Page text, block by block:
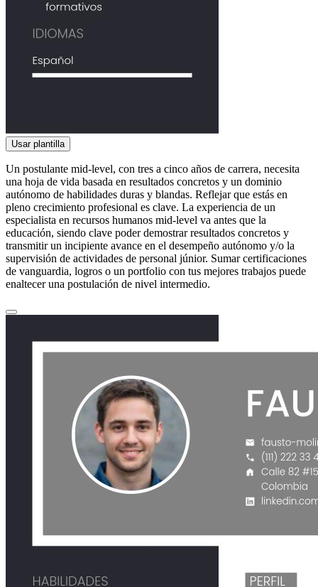
Usar plantilla
Un postulante mid-level, con tres a cinco años de carrera, necesita
una hoja de vida basada en resultados concretos y un dominio
autónomo de habilidades duras y blandas. Reflejar que estás en
pleno crecimiento profesional es clave. La experiencia de un
especialista en recursos humanos mid-level va antes que la
educación, siendo clave poder demostrar resultados concretos y
transmitir un incipiente avance en el desempeño autónomo y/o la
supervisión de actividades de personal júnior. Sumar certificaciones
de vanguardia, logros o un portfolio con tus mejores trabajos puede
enaltecer una postulación de nivel intermedio.